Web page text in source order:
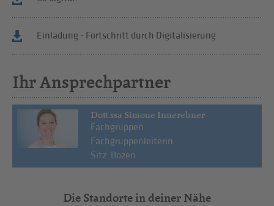
Einladung - Fortschritt durch Digitalisierung
Ihr Ansprechpartner
Dott.ssa Simone Innerebner
Fachgruppen
Fachgruppenleiterin
Sitz: Bozen
Die Standorte in deiner Nähe